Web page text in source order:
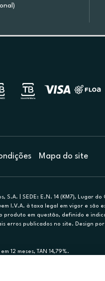
Mapa do site
S.A. | SEDE: E.N. 14 (KM7), Lugar
I.V.A. à taxa legal em vigor e são
produto em questão, definido e
erros publicados no site. Design
12 meses, TAN 14,79%.
atua como intermediário de